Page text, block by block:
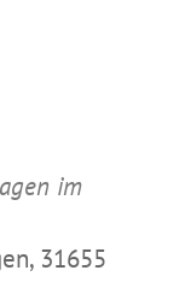
im
31655